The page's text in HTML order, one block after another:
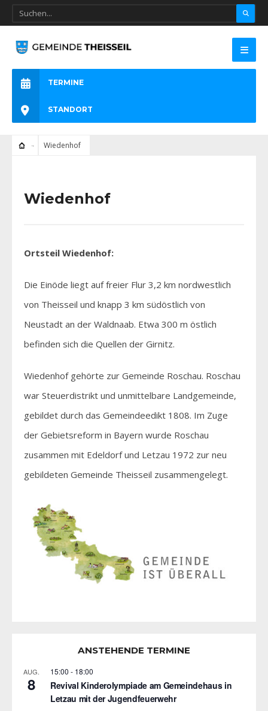
TERMINE
STANDORT
Wiedenhof
Wiedenhof
Ortsteil Wiedenhof:
Die Einöde liegt auf freier Flur 3,2 km nordwestlich
von Theisseil und knapp 3 km südöstlich von
Neustadt an der Waldnaab. Etwa 300 m östlich
befinden sich die Quellen der Girnitz.
Wiedenhof gehörte zur Gemeinde Roschau. Roschau
war Steuerdistrikt und unmittelbare Landgemeinde,
gebildet durch das Gemeindeedikt 1808. Im Zuge
der Gebietsreform in Bayern wurde Roschau
zusammen mit Edeldorf und Letzau 1972 zur neu
gebildeten Gemeinde Theisseil zusammengelegt.
ANSTEHENDE TERMINE
AUG.
8
15:00 - 18:00
Revival Kinderolympiade am Gemeindehaus in
Letzau mit der Jugendfeuerwehr